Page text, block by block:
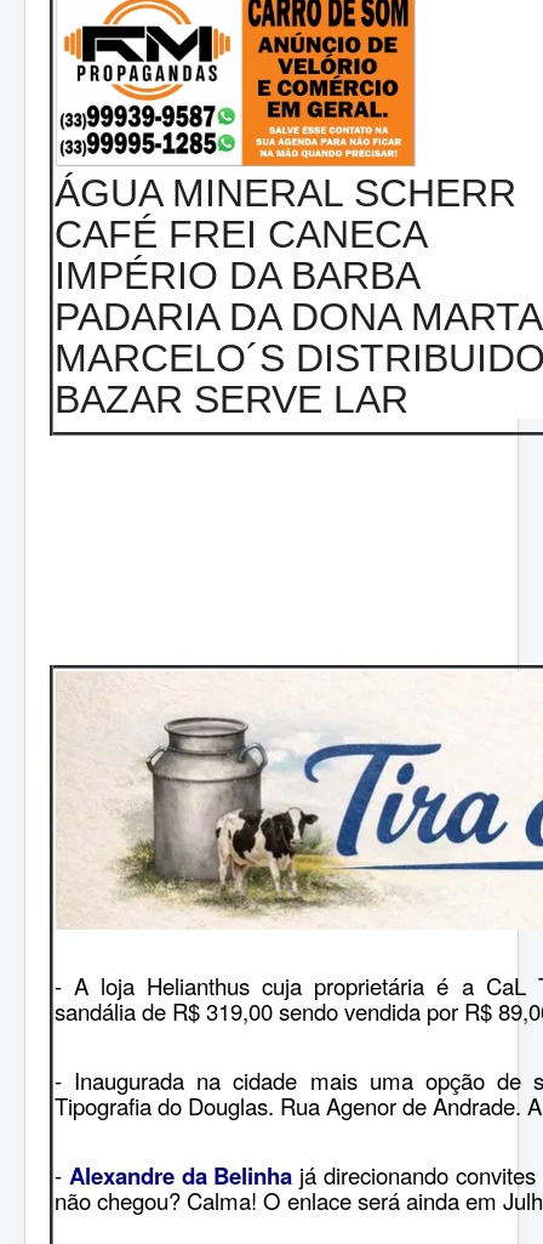
ÁGUA MINERAL SCHERR
CAFÉ FREI CANECA
IMPÉRIO DA BARBA
PADARIA DA DONA MARTA
MARCELO´S
BAZAR SERVE LAR
- A loja Helianthus cuja proprietária é a CaL
sandália de R$ 319,00 sendo vendida por R$
- Inaugurada na cidade mais uma opção de
Tipografia do Douglas. Rua Agenor de Andrade.
- Alexandre da Belinha já direcionando
não chegou? Calma! O enlace será ainda em